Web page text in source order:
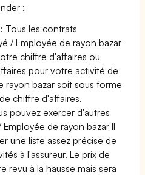
:
: Tous les contrats
/ Employée de rayon bazar
chiffre d'affaires ou
pour votre activité de
rayon bazar soit sous forme
chiffre d'affaires.
pouvez exercer d'autres
de rayon bazar Il
une liste assez précise de
à l'assureur. Le prix de
revu à la hausse mais sera